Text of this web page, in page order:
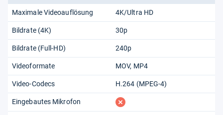
Maximale Videoauflösung 4K/Ultra HD
Bildrate (4K) 30p
Bildrate (Full-HD) 240p
Videoformate MOV MP4
Video-Codecs H.264 (MPEG-4)
Eingebautes Mikrofon fehlt